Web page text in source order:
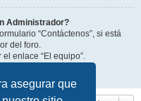
asegurar que
Administrador?
“Contáctenos”, si está
del foro.
enlace “El equipo”.